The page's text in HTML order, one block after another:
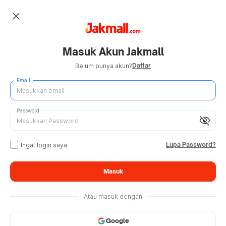
close
Masuk Akun Jakmall
Belum punya akun?Daftar
Email
visibility_off
Password
Ingat login saya Lupa Password?
Masuk
Atau masuk dengan
Google